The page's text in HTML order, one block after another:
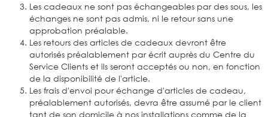
Les cadeaux ne sont pas échangeables par des sous, les
échanges ne sont pas admis, ni le retour sans une
approbation préalable.
Les retours des articles de cadeaux devront être
autorisés préalablement par écrit auprès du Centre du
Service Clients et ils seront acceptés ou non, en fonction
de la disponibilité de l'article.
Les frais d'envoi pour échange d'articles de cadeau,
préalablement autorisés, devra être assumé par le client
tant de son domicile à nos installations comme de la